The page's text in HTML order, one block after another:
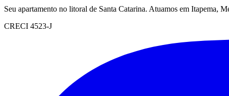
Seu apartamento no litoral de Santa Catarina. Atuamos em Itapema,
CRECI 4523-J